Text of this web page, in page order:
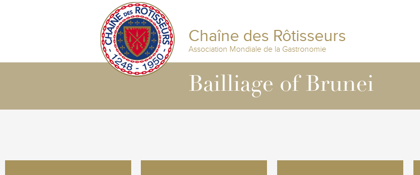
Chaîne des Rôtisseurs
Association Mondiale de la Gastronomie
Bailliage of Brunei